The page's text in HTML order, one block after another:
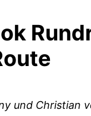
und Christian